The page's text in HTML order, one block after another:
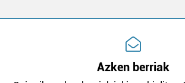
Azken berriak